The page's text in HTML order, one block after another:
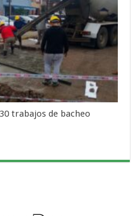
trabajos de bacheo